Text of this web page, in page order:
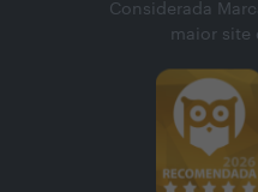
Considerada
maior site